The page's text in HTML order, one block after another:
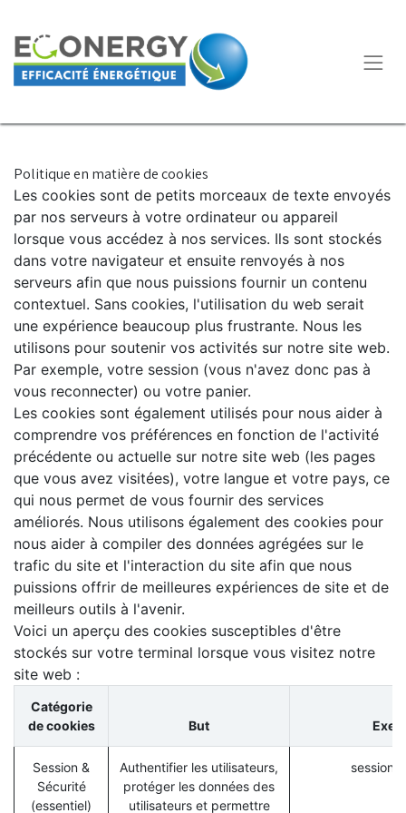
Politique en matière de cookies
Les cookies sont de petits morceaux de texte envoyés
par nos serveurs à votre ordinateur ou appareil
lorsque vous accédez à nos services. Ils sont stockés
dans votre navigateur et ensuite renvoyés à nos
serveurs afin que nous puissions fournir un contenu
contextuel. Sans cookies, l'utilisation du web serait
une expérience beaucoup plus frustrante. Nous les
utilisons pour soutenir vos activités sur notre site web.
Par exemple, votre session (vous n'avez donc pas à
vous reconnecter) ou votre panier.
Les cookies sont également utilisés pour nous aider à
comprendre vos préférences en fonction de l'activité
précédente ou actuelle sur notre site web (les pages
que vous avez visitées), votre langue et votre pays, ce
qui nous permet de vous fournir des services
améliorés. Nous utilisons également des cookies pour
nous aider à compiler des données agrégées sur le
trafic du site et l'interaction du site afin que nous
puissions offrir de meilleures expériences de site et de
meilleurs outils à l'avenir.
Voici un aperçu des cookies susceptibles d'être
stockés sur votre terminal lorsque vous visitez notre
site web :
Catégorie
de cookies
But
Session &
Sécurité
(essentiel)
Authentifier les utilisateurs,
protéger les données des
utilisateurs et permettre